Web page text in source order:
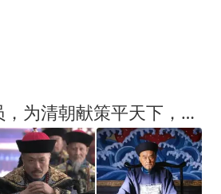
他原是明朝官员，为清朝献策平天下，官至顺天巡抚